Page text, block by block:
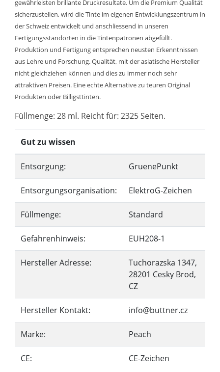
gewährleisten brillante Druckresultate. Um die Premium Qualität
sicherzustellen, wird die Tinte im eigenen Entwicklungszentrum in
der Schweiz entwickelt und anschliessend in unseren
Fertigungsstandorten in die Tintenpatronen abgefüllt.
Produktion und Fertigung entsprechen neusten Erkenntnissen
aus Lehre und Forschung. Qualität, mit der asiatische Hersteller
nicht gleichziehen können und dies zu immer noch sehr
attraktiven Preisen. Eine echte Alternative zu teuren Original
Produkten oder Billigsttinten.
Füllmenge: 28 ml. Reicht für: 2325 Seiten.
Gut zu wissen
Entsorgung: GruenePunkt
Entsorgungsorganisation: ElektroG-Zeichen
Füllmenge: Standard
Gefahrenhinweis: EUH208-1
Hersteller Adresse:
Tuchorazska 1347,
28201 Cesky Brod,
CZ
Hersteller Kontakt: info@buttner.cz
Marke: Peach
CE: CE-Zeichen